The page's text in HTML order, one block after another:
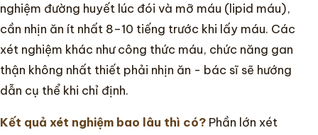
nghiệm đường huyết lúc đói và mỡ máu (lipid máu),
cần nhịn ăn ít nhất 8–10 tiếng trước khi lấy máu. Các
xét nghiệm khác như công thức máu, chức năng gan
thận không nhất thiết phải nhịn ăn - bác sĩ sẽ hướng
dẫn cụ thể khi chỉ định.
Kết quả xét nghiệm bao lâu thì có? Phần lớn xét